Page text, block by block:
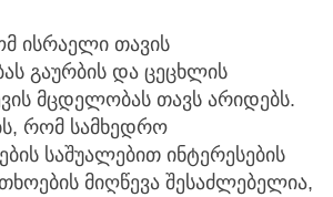
ისრაელი თავის
გაურბის და ცეცხლის
მცდელობას თავს არიდებს.
რომ სამხედრო
საშუალებით ინტერესების
მიღწევა შესაძლებელია,